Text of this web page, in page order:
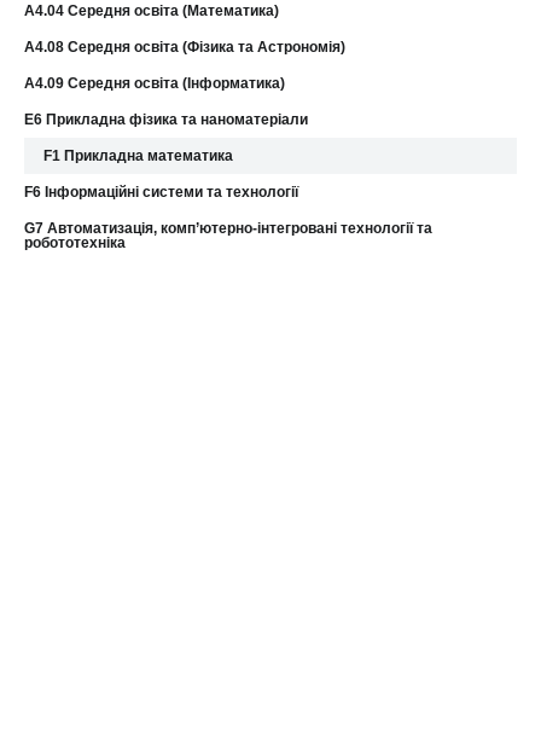
A4.04 Середня освіта (Математика)
A4.08 Середня освіта (Фізика та Астрономія)
А4.09 Середня освіта (Інформатика)
E6 Прикладна фізика та наноматеріали
F1 Прикладна математика
F6 Інформаційні системи та технології
G7 Автоматизація, комп’ютерно-інтегровані технології та
робототехніка